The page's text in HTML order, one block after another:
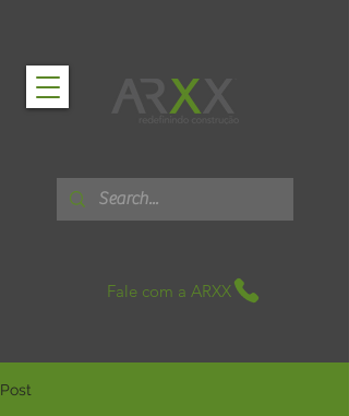
Fale com a ARXX
Post